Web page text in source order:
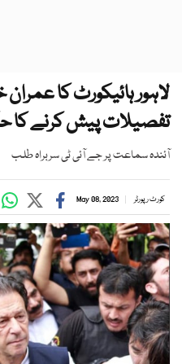
لاہور ہائیکورٹ کا
تفصیلات پیش کرنے کا
آئندہ سماعت پر جے آئی ٹی سربراہ طلب
کورٹ رپورٹر May 08, 2023